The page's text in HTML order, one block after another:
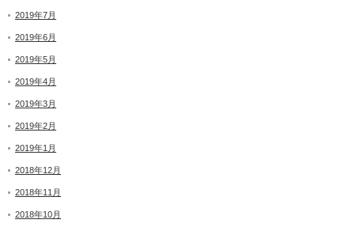
2019年7月
2019年6月
2019年5月
2019年4月
2019年3月
2019年2月
2019年1月
2018年12月
2018年11月
2018年10月